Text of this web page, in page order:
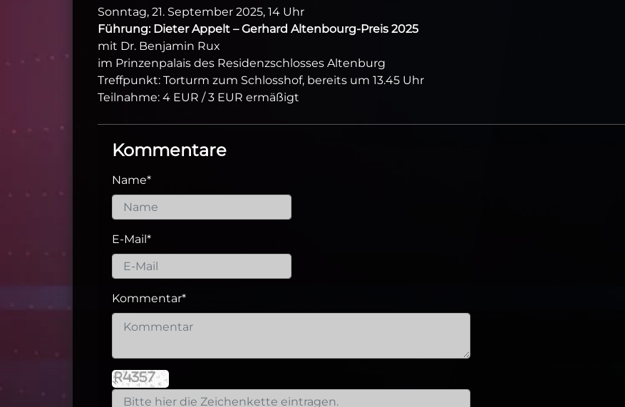
Sonntag, 21. September 2025, 14 Uhr
Führung: Dieter Appelt – Gerhard Altenbourg-Preis 2025
mit Dr. Benjamin Rux
im Prinzenpalais des Residenzschlosses Altenburg
Treffpunkt: Torturm zum Schlosshof, bereits um 13.45 Uhr
Teilnahme: 4 EUR / 3 EUR ermäßigt
Kommentare
Name*
E-Mail*
Kommentar*